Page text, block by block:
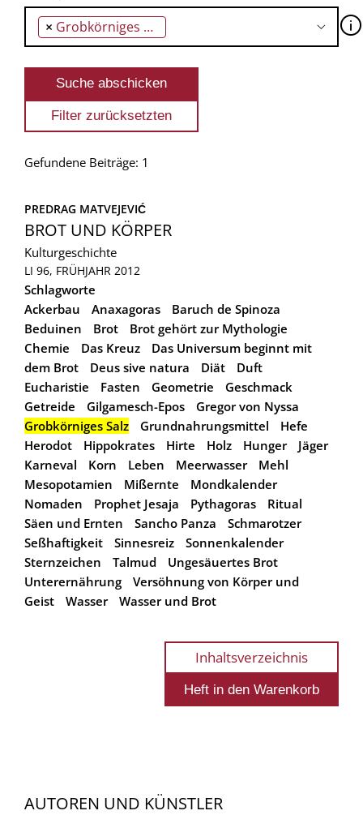
× Grobkörniges Salz 🛈
Gefundene Beiträge: 1
PREDRAG MATVEJEVIĆ
BROT UND KÖRPER
Kulturgeschichte
LI 96, FRÜHJAHR 2012
Schlagworte
Ackerbau
Anaxagoras
Baruch de Spinoza
Beduinen
Brot
Brot gehört zur Mythologie
Chemie
Das Kreuz
Das Universum beginnt mit
dem Brot
Deus sive natura Diät
Duft
Eucharistie
Fasten Geometrie
Geschmack
Getreide
Gilgamesch-Epos
Gregor von Nyssa
Grobkörniges Salz
Grundnahrungsmittel
Hefe
Herodot
Hippokrates Hirte Holz Hunger
Jäger
Karneval
Korn Leben Meerwasser
Mehl
Mesopotamien
Mißernte
Mondkalender
Nomaden
Prophet Jesaja Pythagoras
Ritual
Säen und Ernten
Sancho Panza
Schmarotzer
Seßhaftigkeit
Sinnesreiz
Sonnenkalender
Sternzeichen
Talmud
Ungesäuertes Brot
Unterernährung
Versöhnung von Körper und
Geist
Wasser Wasser und Brot
Inhaltsverzeichnis
AUTOREN UND KÜNSTLER